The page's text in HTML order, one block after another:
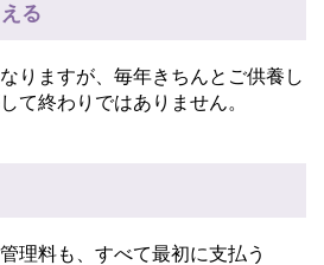
る
りますが、毎年きちんとご供養し
て終わりではありません。
理料も、すべて最初に支払う